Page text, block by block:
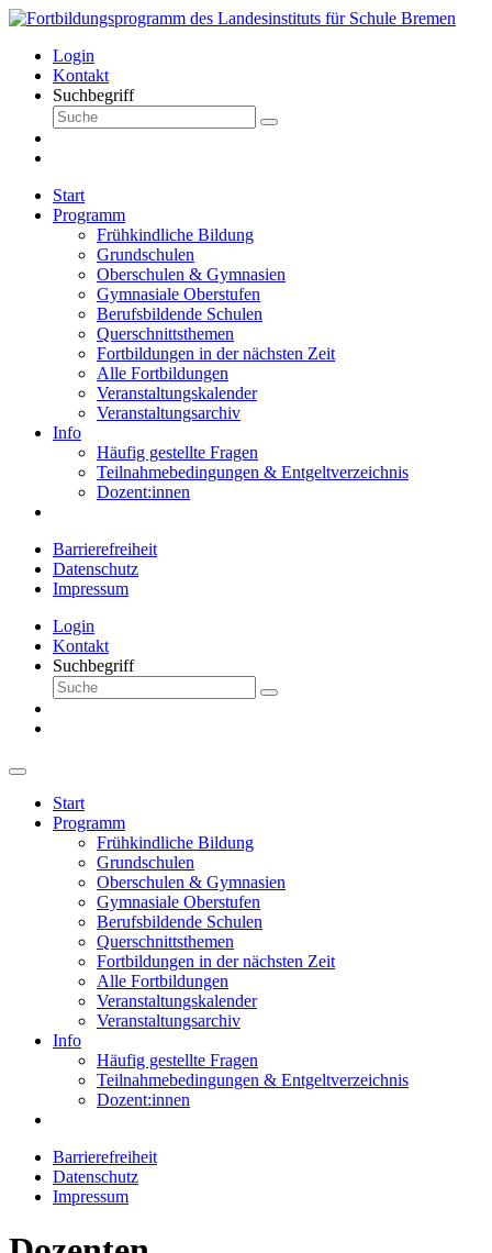
Login
Kontakt
Suchbegriff
Start
Programm
Frühkindliche Bildung
Grundschulen
Oberschulen & Gymnasien
Gymnasiale Oberstufen
Berufsbildende Schulen
Querschnittsthemen
Fortbildungen in der nächsten Zeit
Alle Fortbildungen
Veranstaltungskalender
Veranstaltungsarchiv
Info
Häufig gestellte Fragen
Teilnahmebedingungen & Entgeltverzeichnis
Dozent:innen
Barrierefreiheit
Datenschutz
Impressum
Login
Kontakt
Suchbegriff
Start
Programm
Frühkindliche Bildung
Grundschulen
Oberschulen & Gymnasien
Gymnasiale Oberstufen
Berufsbildende Schulen
Querschnittsthemen
Fortbildungen in der nächsten Zeit
Alle Fortbildungen
Veranstaltungskalender
Veranstaltungsarchiv
Info
Häufig gestellte Fragen
Teilnahmebedingungen & Entgeltverzeichnis
Dozent:innen
Barrierefreiheit
Datenschutz
Impressum